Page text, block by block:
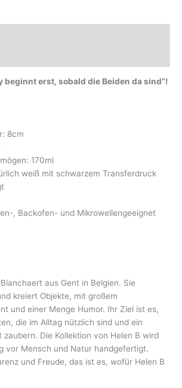
beginnt erst, sobald die Beiden da sind”!
8cm
170ml
weiß mit schwarzem Transferdruck
, Backofen- und Mikrowellengeeignet
Blanchaert aus Gent in Belgien. Sie
kreiert Objekte, mit großem
und einer Menge Humor. Ihr Ziel ist es,
die im Alltag nützlich sind und ein
zaubern. Die Kollektion von Helen B wird
vor Mensch und Natur handgefertigt.
und Freude, das ist es, wofür Helen B